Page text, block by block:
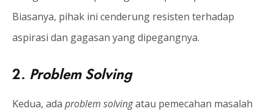
Biasanya, pihak ini cenderung resisten terhadap
aspirasi dan gagasan yang dipegangnya.
2. Problem Solving
Kedua, ada problem solvingatau pemecahan masalah